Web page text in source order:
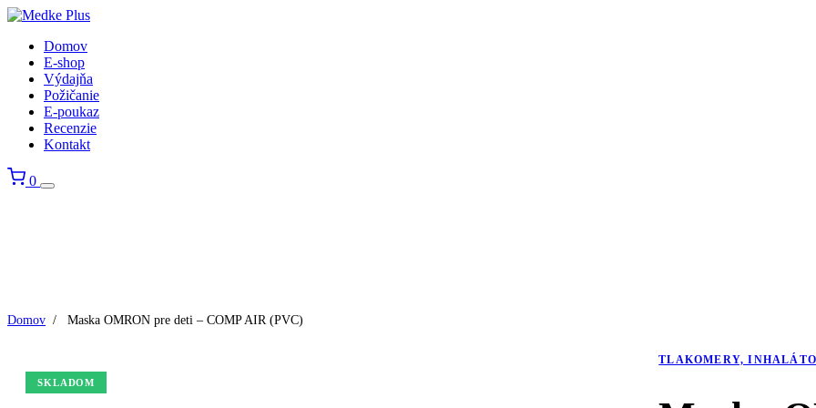
Domov
E-shop
Výdajňa
Požičanie
E-poukaz
Recenzie
Kontakt
0
Domov / Maska OMRON pre deti – COMP AIR (PVC)
SKLADOM
TLAKOMERY,